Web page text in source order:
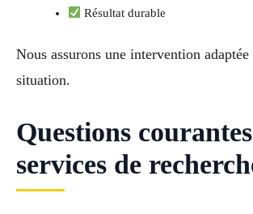
Résultat durable
Nous assurons une intervention adaptée
situation.
Questions
services de